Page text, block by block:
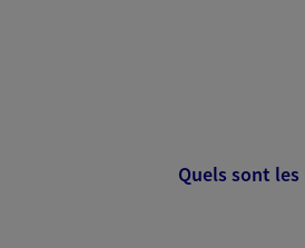
Quels sont